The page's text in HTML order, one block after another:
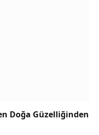
Doğa Güzelliğinden